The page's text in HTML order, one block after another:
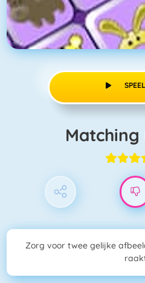
Zorg voor twee gelijke